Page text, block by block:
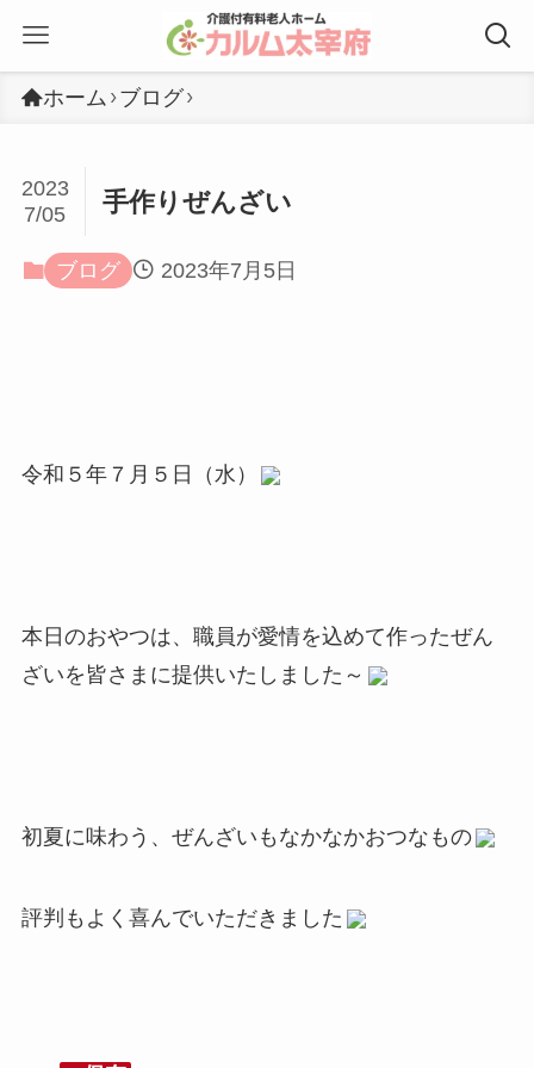
ホーム ブログ
手作りぜんざい
2023
7/05
ブログ 2023年7月5日
令和５年７月５日（水）
本日のおやつは、職員が愛情を込めて作ったぜん
ざいを皆さまに提供いたしました～
初夏に味わう、ぜんざいもなかなかおつなもの
評判もよく喜んでいただきました